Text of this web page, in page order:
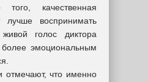
того, качественная
лучше воспринимать
голос диктора
эмоциональным
отмечают, что именно